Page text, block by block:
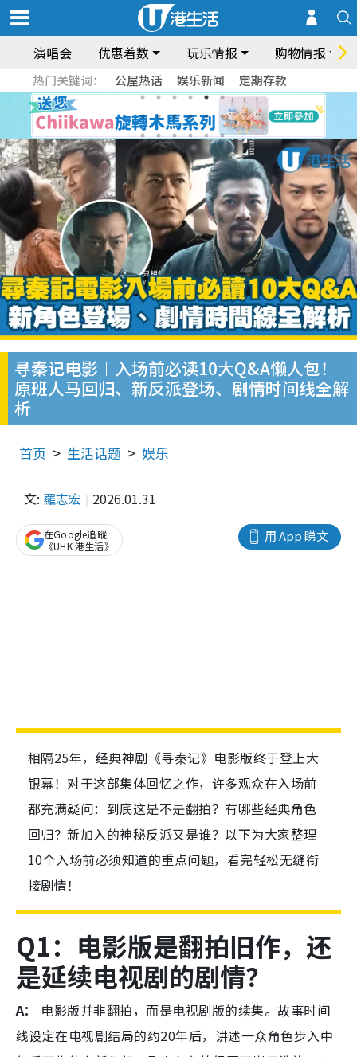
演唱会 优惠着数 玩乐情报 购物情报
热门关键词： 公屋热话 娱乐新闻 定期存款
寻秦记电影︱入场前必读10大Q&A懒人包！
原班人马回归、新反派登场、剧情时间线全解
析
首页 生活话题 娱乐
文: 羅志宏 2026.01.31
用 App 睇文
在Google追蹤
《UHK 港生活》
相隔25年，经典神剧《寻秦记》电影版终于登上大
银幕！对于这部集体回忆之作，许多观众在入场前
都充满疑问：到底这是不是翻拍？有哪些经典角色
回归？新加入的神秘反派又是谁？以下为大家整理
10个入场前必须知道的重点问题，看完轻松无缝衔
接剧情！
Q1：电影版是翻拍旧作，还
是延续电视剧的剧情？
A：
电影版并非翻拍，而是电视剧版的续集。故事时间
线设定在电视剧结局的约20年后，讲述一众角色步入中